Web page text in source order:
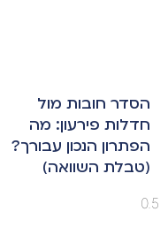
הסדר חובות מול
חדלות פירעון: מה
הפתרון הנכון עבורך?
(טבלת השוואה)